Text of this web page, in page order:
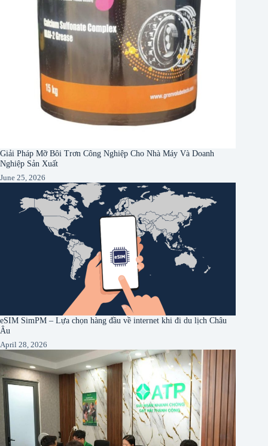
Giải Pháp Mỡ Bôi Trơn Công Nghiệp Cho Nhà Máy Và Doanh
Nghiệp Sản Xuất
June 25, 2026
eSIM SimPM – Lựa chọn hàng đầu về internet khi đi du lịch Châu
Âu
April 28, 2026